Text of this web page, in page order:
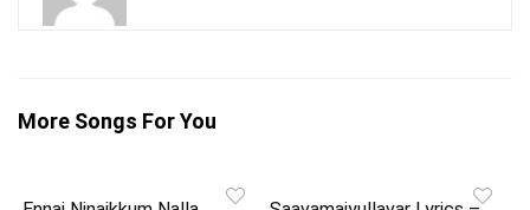
More Songs For You